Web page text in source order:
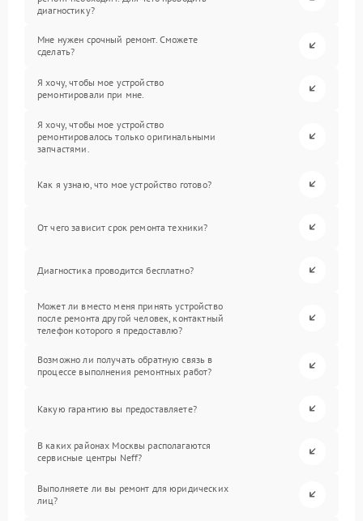
диагностику?
Мне нужен срочный ремонт. Сможете
сделать?
Я хочу, чтобы мое устройство
ремонтировали при мне.
Я хочу, чтобы мое устройство
ремонтировалось только оригинальными
запчастями.
Как я узнаю, что мое устройство готово?
От чего зависит срок ремонта техники?
Диагностика проводится бесплатно?
Может ли вместо меня принять устройство
после ремонта другой человек, контактный
телефон которого я предоставлю?
Возможно ли получать обратную связь в
процессе выполнения ремонтных работ?
Какую гарантию вы предоставляете?
В каких районах Москвы располагаются
сервисные центры Neff?
Выполняете ли вы ремонт для юридических
лиц?